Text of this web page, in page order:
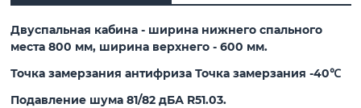
Двуспальная кабина - ширина нижнего спального
места 800 мм, ширина верхнего - 600 мм.
Точка замерзания антифриза Точка замерзания -40℃
Подавление шума 81/82 дБА R51.03.